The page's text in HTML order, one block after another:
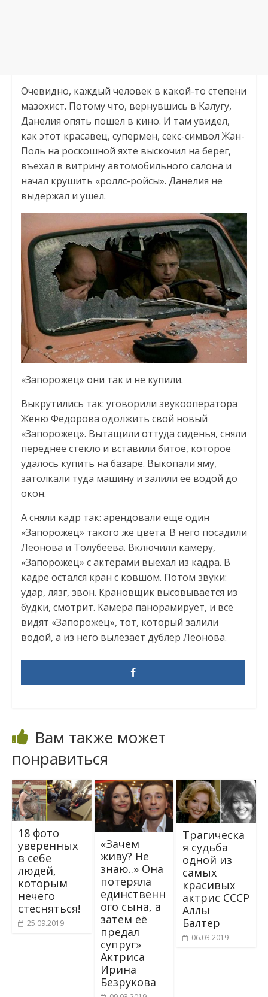
Очевидно, каждый человек в какой-то степени
мазохист. Потому что, вернувшись в Калугу,
Данелия опять пошел в кино. И там увидел,
как этот красавец, супермен, секс-символ Жан-
Поль на роскошной яхте выскочил на берег,
въехал в витрину автомобильного салона и
начал крушить «роллс-ройсы». Данелия не
выдержал и ушел.
«Запорожец» они так и не купили.
Выкрутились так: уговорили звукооператора
Женю Федорова одолжить свой новый
«Запорожец». Вытащили оттуда сиденья, сняли
переднее стекло и вставили битое, которое
удалось купить на базаре. Выкопали яму,
затолкали туда машину и залили ее водой до
окон.
А сняли кадр так: арендовали еще один
«Запорожец» такого же цвета. В него посадили
Леонова и Толубеева. Включили камеру,
«Запорожец» с актерами выехал из кадра. В
кадре остался кран с ковшом. Потом звуки:
удар, лязг, звон. Крановщик высовывается из
будки, смотрит. Камера панорамирует, и все
видят «Запорожец», тот, который залили
водой, а из него вылезает дублер Леонова.
Вам также может
понравиться
18 фото
уверенных
в себе
людей,
которым
нечего
стесняться!
25.09.2019
«Зачем
живу? Не
знаю..» Она
потеряла
единственн
ого сына, а
затем её
предал
супруг»
Актриса
Ирина
Безрукова
Трагическа
я судьба
одной из
самых
красивых
актрис СССР
Аллы
Балтер
06.03.2019